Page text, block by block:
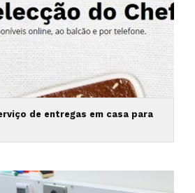
de entregas em casa para